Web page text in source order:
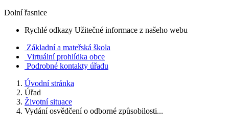
Dolní řasnice
Rychlé odkazy Užitečné informace z našeho webu
Základní a mateřská škola
Virtuální prohlídka obce
Podrobné kontakty úřadu
Úvodní stránka
Úřad
Životní situace
Vydání osvědčení o odborné způsobilosti...